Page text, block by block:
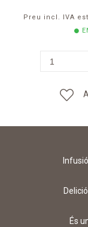
Preu incl. IVA
És